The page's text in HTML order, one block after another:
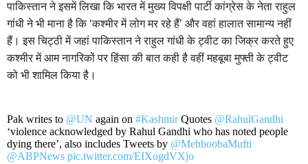
पाकिस्तान ने इसमें लिखा कि भारत में मुख्य विपक्षी पार्टी कांग्रेस के नेता राहुल
गांधी ने भी माना है कि ‘कश्मीर में लोग मर रहे हैं’ और वहां हालात सामान्य नहीं
हैं। इस चिट्ठी में जहां पाकिस्तान ने राहुल गांधी के ट्वीट का जिक्र करते हुए
कश्मीर में आम नागरिकों पर हिंसा की बात कही है वहीं महबूबा मुफ्ती के ट्वीट
को भी शामिल किया है।
Pak writes to @UN again on #KashmirQuotes @RahulGandhi
‘violence acknowledged by Rahul Gandhi who has noted people
dying there’, also includes Tweets by @MehboobaMufti
@ABPNews pic.twitter.com/EIXogdVXjo